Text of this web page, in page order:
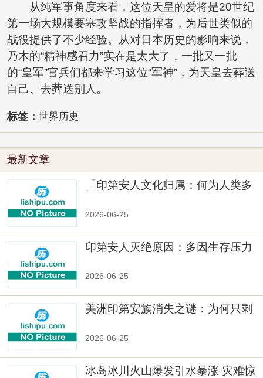
从纯军事角度来看，这位天皇的爱将是20世纪
第一场大规模要塞攻坚战的指挥者，为后世类似的
战役提供了不少经验。从对日本历史的影响来说，
乃木的“精神感召力”实在是太大了，一批又一批
的“皇军”官兵们都来学习这位“军神”，为天皇去葬送
自己、去葬送别人。
标签： 世界历史
最新文章
「印第安人文化归属：何为人类多
2026-06-25
印第安人灭绝原因：多因生存压力
2026-06-25
美洲印第安族消失之谜：为何只剩
2026-06-25
冰岛冰川火山爆发引水暴涨 灾难惊